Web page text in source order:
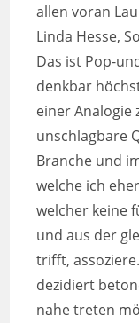
allen voran
Linda Hesse,
Das ist Pop-
denkbar
einer Analogie
unschlagbare
Branche und
welche ich
welcher keine
und aus der
trifft,
dezidiert
nahe treten